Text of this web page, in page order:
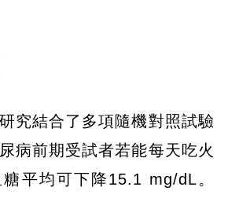
究結合了多項隨機對照試驗
病前期受試者若能每天吃火
平均可下降15.1 mg/dL。